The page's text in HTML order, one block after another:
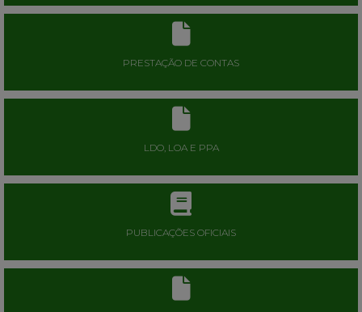
PRESTAÇÃO DE CONTAS
LDO, LOA E PPA
PUBLICAÇÕES OFICIAIS